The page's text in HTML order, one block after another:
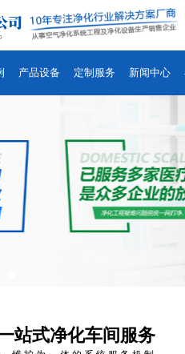
产品设备 定制服务 新闻中心
站式净化车间服务